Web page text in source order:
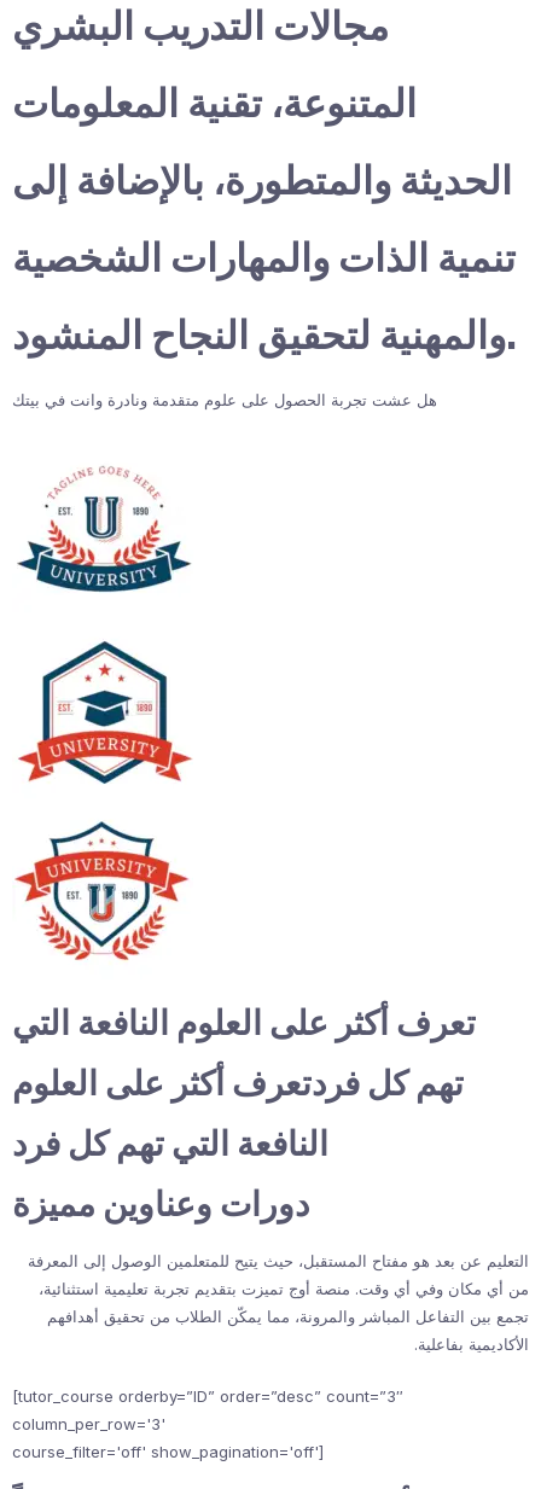
مجالات التدريب البشري
المتنوعة، تقنية المعلومات
الحديثة والمتطورة، بالإضافة إلى
تنمية الذات والمهارات الشخصية
والمهنية لتحقيق النجاح المنشود.
هل عشت تجربة الحصول على علوم متقدمة ونادرة وانت في بيتك
تعرف أكثر على العلوم النافعة التي
تهم كل فردتعرف أكثر على العلوم
النافعة التي تهم كل فرد
دورات وعناوين مميزة
التعليم عن بعد هو مفتاح المستقبل، حيث يتيح للمتعلمين الوصول إلى المعرفة
من أي مكان وفي أي وقت. منصة أوج تميزت بتقديم تجربة تعليمية استثنائية،
تجمع بين التفاعل المباشر والمرونة، مما يمكّن الطلاب من تحقيق أهدافهم
الأكاديمية بفاعلية.
[tutor_course orderby=”ID” order=”desc” count=”3″
column_per_row='3'
course_filter='off' show_pagination='off']